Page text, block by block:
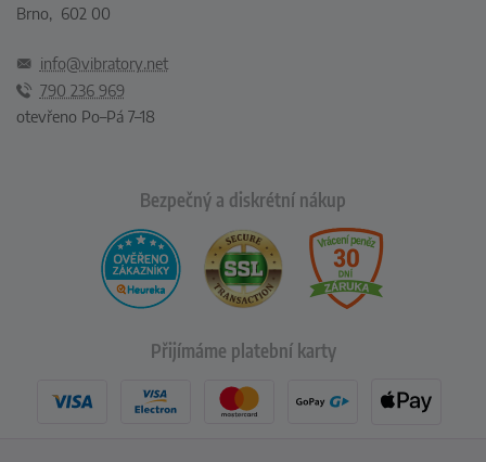
Brno, 602 00
info@vibratory.net
790 236 969
otevřeno Po–Pá 7–18
Bezpečný a diskrétní nákup
Přijímáme platební karty